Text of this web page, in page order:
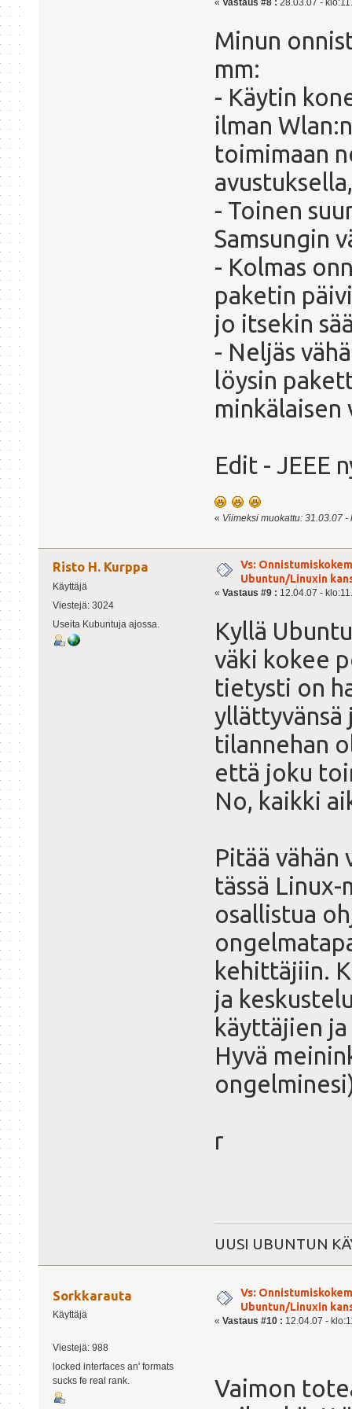
« Vastaus #8 : 28.03.07 -
Minun
mm:
- Käytin
ilman
toimimaan
- Toinen
Samsungin
- Kolmas
paketin
jo itsekin
- Neljäs
löysin
Edit - JEEE
« Viimeksi muokattu: 31.03.07
Risto H. Kurppa
Käyttäjä
Viestejä: 3024
Useita Kubuntuja ajossa.
Vs:
Ubuntun/Linuxin
« Vastaus #9 : 12.04.07 -
Kyllä
väki kokee
tietysti on
yllättyvänsä
tilannehan
että joku
No, kaikki
Pitää
tässä
osallistua
kehittäjiin.
ja
käyttäjien
Hyvä
r
UUSI UBUNTUN
Sorkkarauta
Käyttäjä
Viestejä: 988
locked interfaces an' formats
sucks fe real rank.
Vs:
Ubuntun/Linuxin
« Vastaus #10 : 12.04.07 -
Vaimon